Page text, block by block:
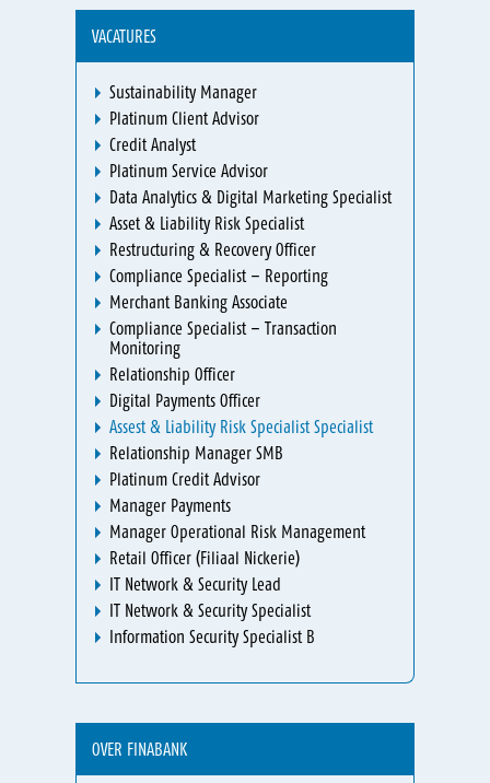
VACATURES
Sustainability Manager
Platinum Client Advisor
Credit Analyst
Platinum Service Advisor
Data Analytics & Digital Marketing Specialist
Asset & Liability Risk Specialist
Restructuring & Recovery Officer
Compliance Specialist – Reporting
Merchant Banking Associate
Compliance Specialist – Transaction
Monitoring
Relationship Officer
Digital Payments Officer
Assest & Liability Risk Specialist Specialist
Relationship Manager SMB
Platinum Credit Advisor
Manager Payments
Manager Operational Risk Management
Retail Officer (Filiaal Nickerie)
IT Network & Security Lead
IT Network & Security Specialist
Information Security Specialist B
OVER FINABANK